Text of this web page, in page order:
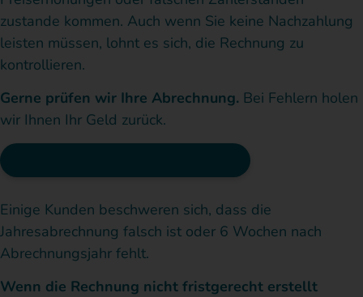
zustande kommen. Auch wenn Sie keine Nachzahlung
leisten müssen, lohnt es sich, die Rechnung zu
kontrollieren.
Gerne prüfen wir Ihre Abrechnung. Bei Fehlern holen
wir Ihnen Ihr Geld zurück.
Einige Kunden beschweren sich, dass die
Jahresabrechnung falsch ist oder 6 Wochen nach
Abrechnungsjahr fehlt.
Wenn die Rechnung nicht fristgerecht erstellt